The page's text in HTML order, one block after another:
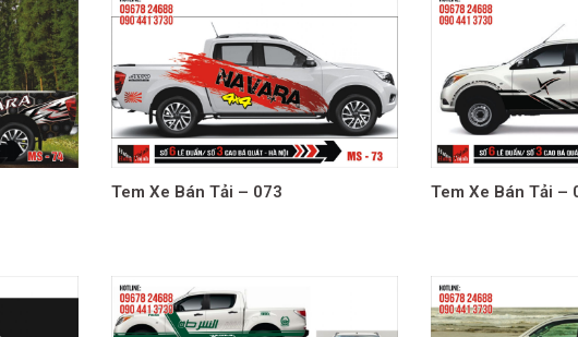
Tem Xe Bán Tải – 073 Tem Xe Bán Tải –